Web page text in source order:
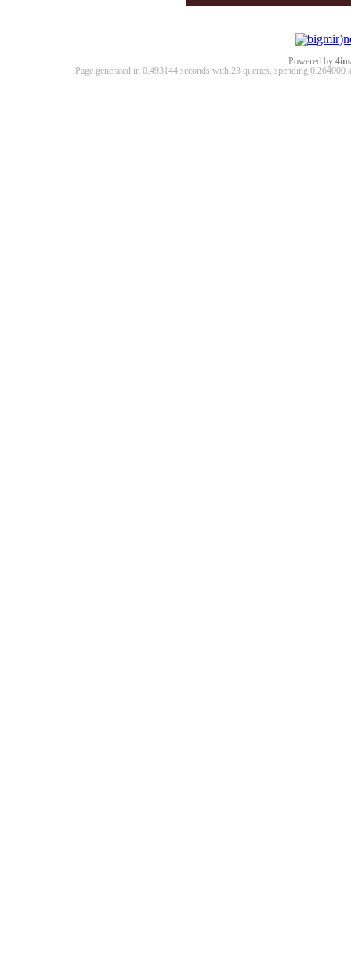
Powered by
Page generated in 0.493144 seconds with 23 queries, spending